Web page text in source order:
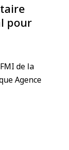
pour